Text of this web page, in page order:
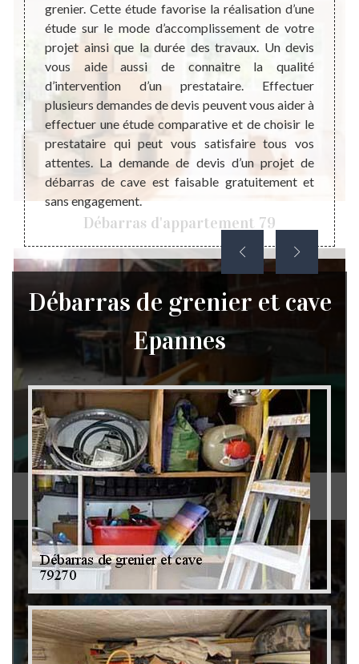
Débarras d'appartement 79
Débarras de grenier et cave 79
à
le
peut
les
grenier. Cette étude favorise la réalisation d’une
étude sur le mode d’accomplissement de votre
projet ainsi que la durée des travaux. Un devis
vous aide aussi de connaitre la qualité
d’intervention d’un prestataire. Effectuer
plusieurs demandes de devis peuvent vous aider à
effectuer une étude comparative et de choisir le
prestataire qui peut vous satisfaire tous vos
attentes. La demande de devis d’un projet de
débarras de cave est faisable gratuitement et
sans engagement.
Il
en
tout
un
qui
qui
Débarras de grenier et cave
Epannes